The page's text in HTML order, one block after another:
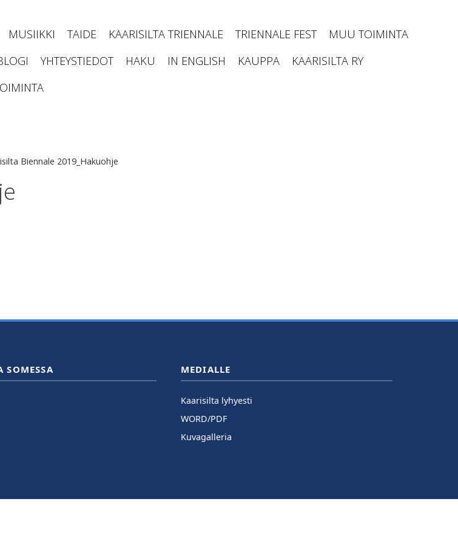
MUSIIKKI TAIDE KAARISILTA TRIENNALE TRIENNALE FEST
MUU TOIMINTA
YHTEYSTIEDOT HAKU IN ENGLISH KAUPPA
KAARISILTA RY
Biennale 2019_Hakuohje
SOMESSA MEDIALLE
Kaarisilta lyhyesti
WORD/PDF
Kuvagalleria